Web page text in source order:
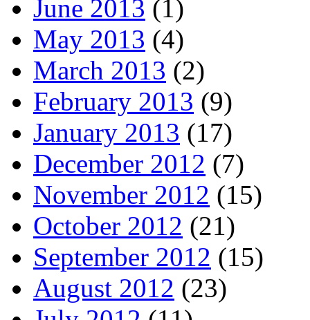
June 2013 (1)
May 2013 (4)
March 2013 (2)
February 2013 (9)
January 2013 (17)
December 2012 (7)
November 2012 (15)
October 2012 (21)
September 2012 (15)
August 2012 (23)